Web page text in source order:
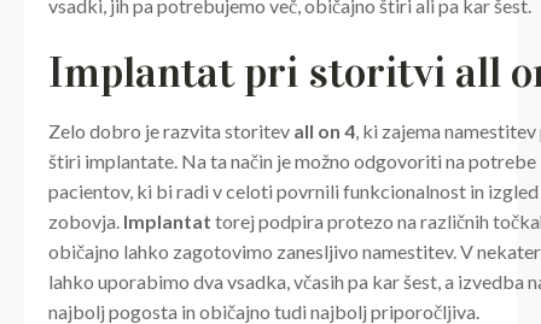
vsadki, jih pa potrebujemo več, običajno štiri ali pa kar šest.
Implantat pri storitvi all
Zelo dobro je razvita storitev all on 4 , ki zajema
štiri implantate. Na ta način je možno odgovoriti na
pacientov, ki bi radi v celoti povrnili funkcionalnost in
zobovja. Implantat torej podpira protezo na različnih
običajno lahko zagotovimo zanesljivo namestitev. V
lahko uporabimo dva vsadka, včasih pa kar šest, a izvedba
najbolj pogosta in običajno tudi najbolj priporočljiva.